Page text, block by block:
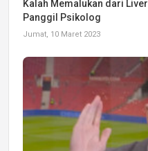
Kalah Memalukan dari
Panggil Psikolog
Jumat, 10 Maret 2023